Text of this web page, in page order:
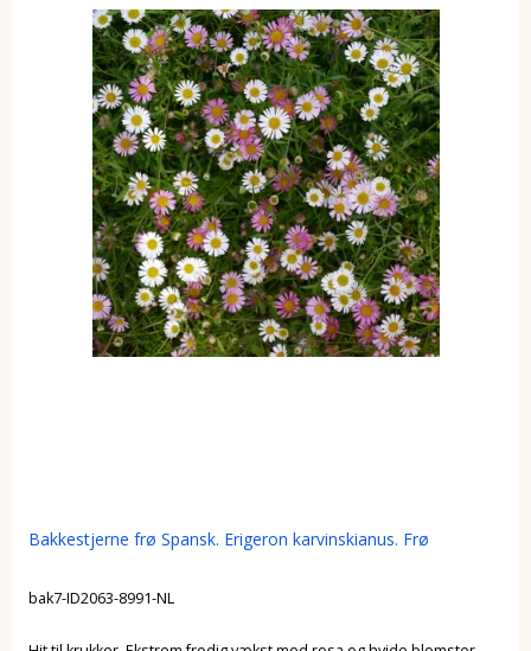
Bakkestjerne frø Spansk. Erigeron karvinskianus. Frø
bak7-ID2063-8991-NL